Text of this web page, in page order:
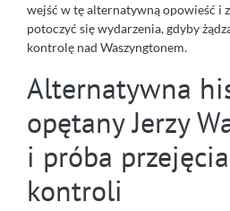
wejść w tę alternatywną opowieść i
potoczyć się wydarzenia, gdyby
kontrolę nad Waszyngtonem.
Alternatywna
opętany Jerzy
i próba
kontroli